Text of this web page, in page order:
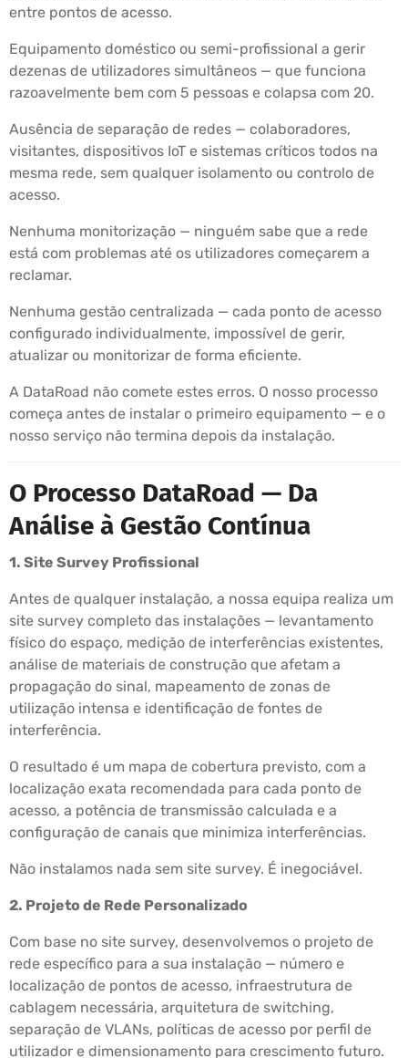
entre pontos de acesso.
Equipamento doméstico ou semi-profissional a gerir
dezenas de utilizadores simultâneos — que funciona
razoavelmente bem com 5 pessoas e colapsa com 20.
Ausência de separação de redes — colaboradores,
visitantes, dispositivos IoT e sistemas críticos todos na
mesma rede, sem qualquer isolamento ou controlo de
acesso.
Nenhuma monitorização — ninguém sabe que a rede
está com problemas até os utilizadores começarem a
reclamar.
Nenhuma gestão centralizada — cada ponto de acesso
configurado individualmente, impossível de gerir,
atualizar ou monitorizar de forma eficiente.
A DataRoad não comete estes erros. O nosso processo
começa antes de instalar o primeiro equipamento — e o
nosso serviço não termina depois da instalação.
O Processo DataRoad — Da
Análise à Gestão Contínua
1. Site Survey Profissional
Antes de qualquer instalação, a nossa equipa realiza um
site survey completo das instalações — levantamento
físico do espaço, medição de interferências existentes,
análise de materiais de construção que afetam a
propagação do sinal, mapeamento de zonas de
utilização intensa e identificação de fontes de
interferência.
O resultado é um mapa de cobertura previsto, com a
localização exata recomendada para cada ponto de
acesso, a potência de transmissão calculada e a
configuração de canais que minimiza interferências.
Não instalamos nada sem site survey. É inegociável.
2. Projeto de Rede Personalizado
Com base no site survey, desenvolvemos o projeto de
rede específico para a sua instalação — número e
localização de pontos de acesso, infraestrutura de
cablagem necessária, arquitetura de switching,
separação de VLANs, políticas de acesso por perfil de
utilizador e dimensionamento para crescimento futuro.